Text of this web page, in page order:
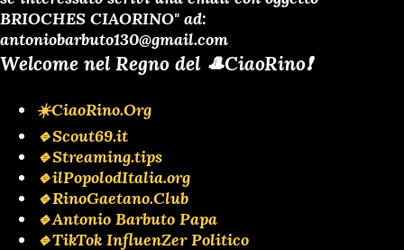
BRIOCHES CIAORINO" ad:
antoniobarbuto130@gmail.com
Welcome nel Regno del 🎩CiaoRino❗️
☀️CiaoRino.Org
🔹Scout69.it
🔹Streaming.tips
🔹ilPopolodItalia.org
🔹RinoGaetano.Club
🔹Antonio Barbuto Papa
🔹TikTok InfluenZer Politico